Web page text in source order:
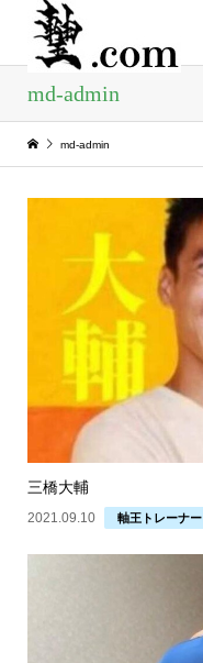
md-admin
md-admin
三橋大輔
2021.09.10 軸王トレーナー